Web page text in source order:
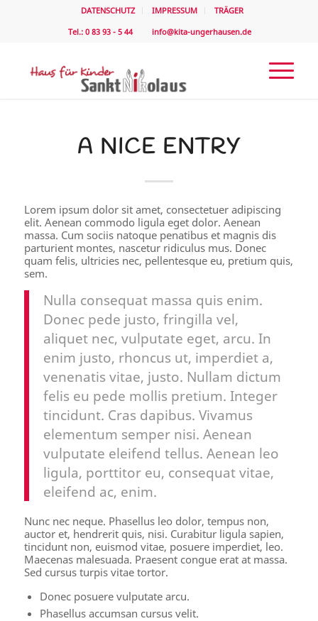
DATENSCHUTZ IMPRESSUM
TRÄGER
Tel.: 0 83 93 - 5 44
info@kita-ungerhausen.de
A NICE ENTRY
Lorem ipsum dolor sit amet, consectetuer adipiscing
elit. Aenean commodo ligula eget dolor. Aenean
massa. Cum sociis natoque penatibus et magnis dis
parturient montes, nascetur ridiculus mus. Donec
quam felis, ultricies nec, pellentesque eu, pretium quis,
sem.
Nulla consequat massa quis enim.
Donec pede justo, fringilla vel,
aliquet nec, vulputate eget, arcu. In
enim justo, rhoncus ut, imperdiet a,
venenatis vitae, justo. Nullam dictum
felis eu pede mollis pretium. Integer
tincidunt. Cras dapibus. Vivamus
elementum semper nisi. Aenean
vulputate eleifend tellus. Aenean leo
ligula, porttitor eu, consequat vitae,
eleifend ac, enim.
Nunc nec neque. Phasellus leo dolor, tempus non,
auctor et, hendrerit quis, nisi. Curabitur ligula sapien,
tincidunt non, euismod vitae, posuere imperdiet, leo.
Maecenas malesuada. Praesent congue erat at massa.
Sed cursus turpis vitae tortor.
Donec posuere vulputate arcu.
Phasellus accumsan cursus velit.